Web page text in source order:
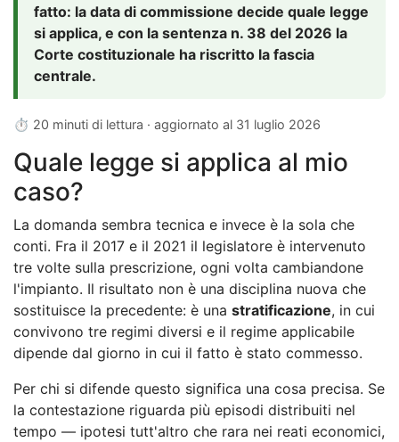
fatto: la data di commissione decide quale legge
si applica, e con la sentenza n. 38 del 2026 la
Corte costituzionale ha riscritto la fascia
centrale.
⏱ 20 minuti di lettura · aggiornato al 31 luglio 2026
Quale legge si applica al mio
caso?
La domanda sembra tecnica e invece è la sola che
conti. Fra il 2017 e il 2021 il legislatore è intervenuto
tre volte sulla prescrizione, ogni volta cambiandone
l'impianto. Il risultato non è una disciplina nuova che
sostituisce la precedente: è una stratificazione, in cui
convivono tre regimi diversi e il regime applicabile
dipende dal giorno in cui il fatto è stato commesso.
Per chi si difende questo significa una cosa precisa. Se
la contestazione riguarda più episodi distribuiti nel
tempo — ipotesi tutt'altro che rara nei reati economici,